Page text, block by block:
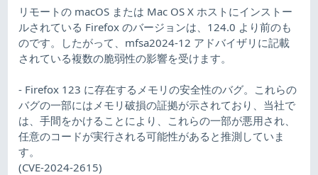
リモートの macOS または Mac OS X ホストにインストー
ルされている Firefox のバージョンは、124.0 より前のも
のです。したがって、mfsa2024-12 アドバイザリに記載
されている複数の脆弱性の影響を受けます。
- Firefox 123 に存在するメモリの安全性のバグ。これらの
バグの一部にはメモリ破損の証拠が示されており、当社で
は、手間をかけることにより、これらの一部が悪用され、
任意のコードが実行される可能性があると推測していま
す。
(CVE-2024-2615)